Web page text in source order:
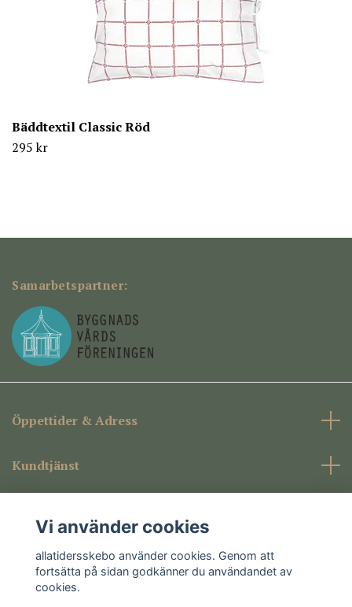
Bäddtextil Classic Röd
295 kr
Samarbetspartner:
Öppettider & Adress
Kundtjänst
Sociala medier
Vi använder cookies
allatidersskebo använder cookies. Genom att
fortsätta på sidan godkänner du användandet av
cookies.